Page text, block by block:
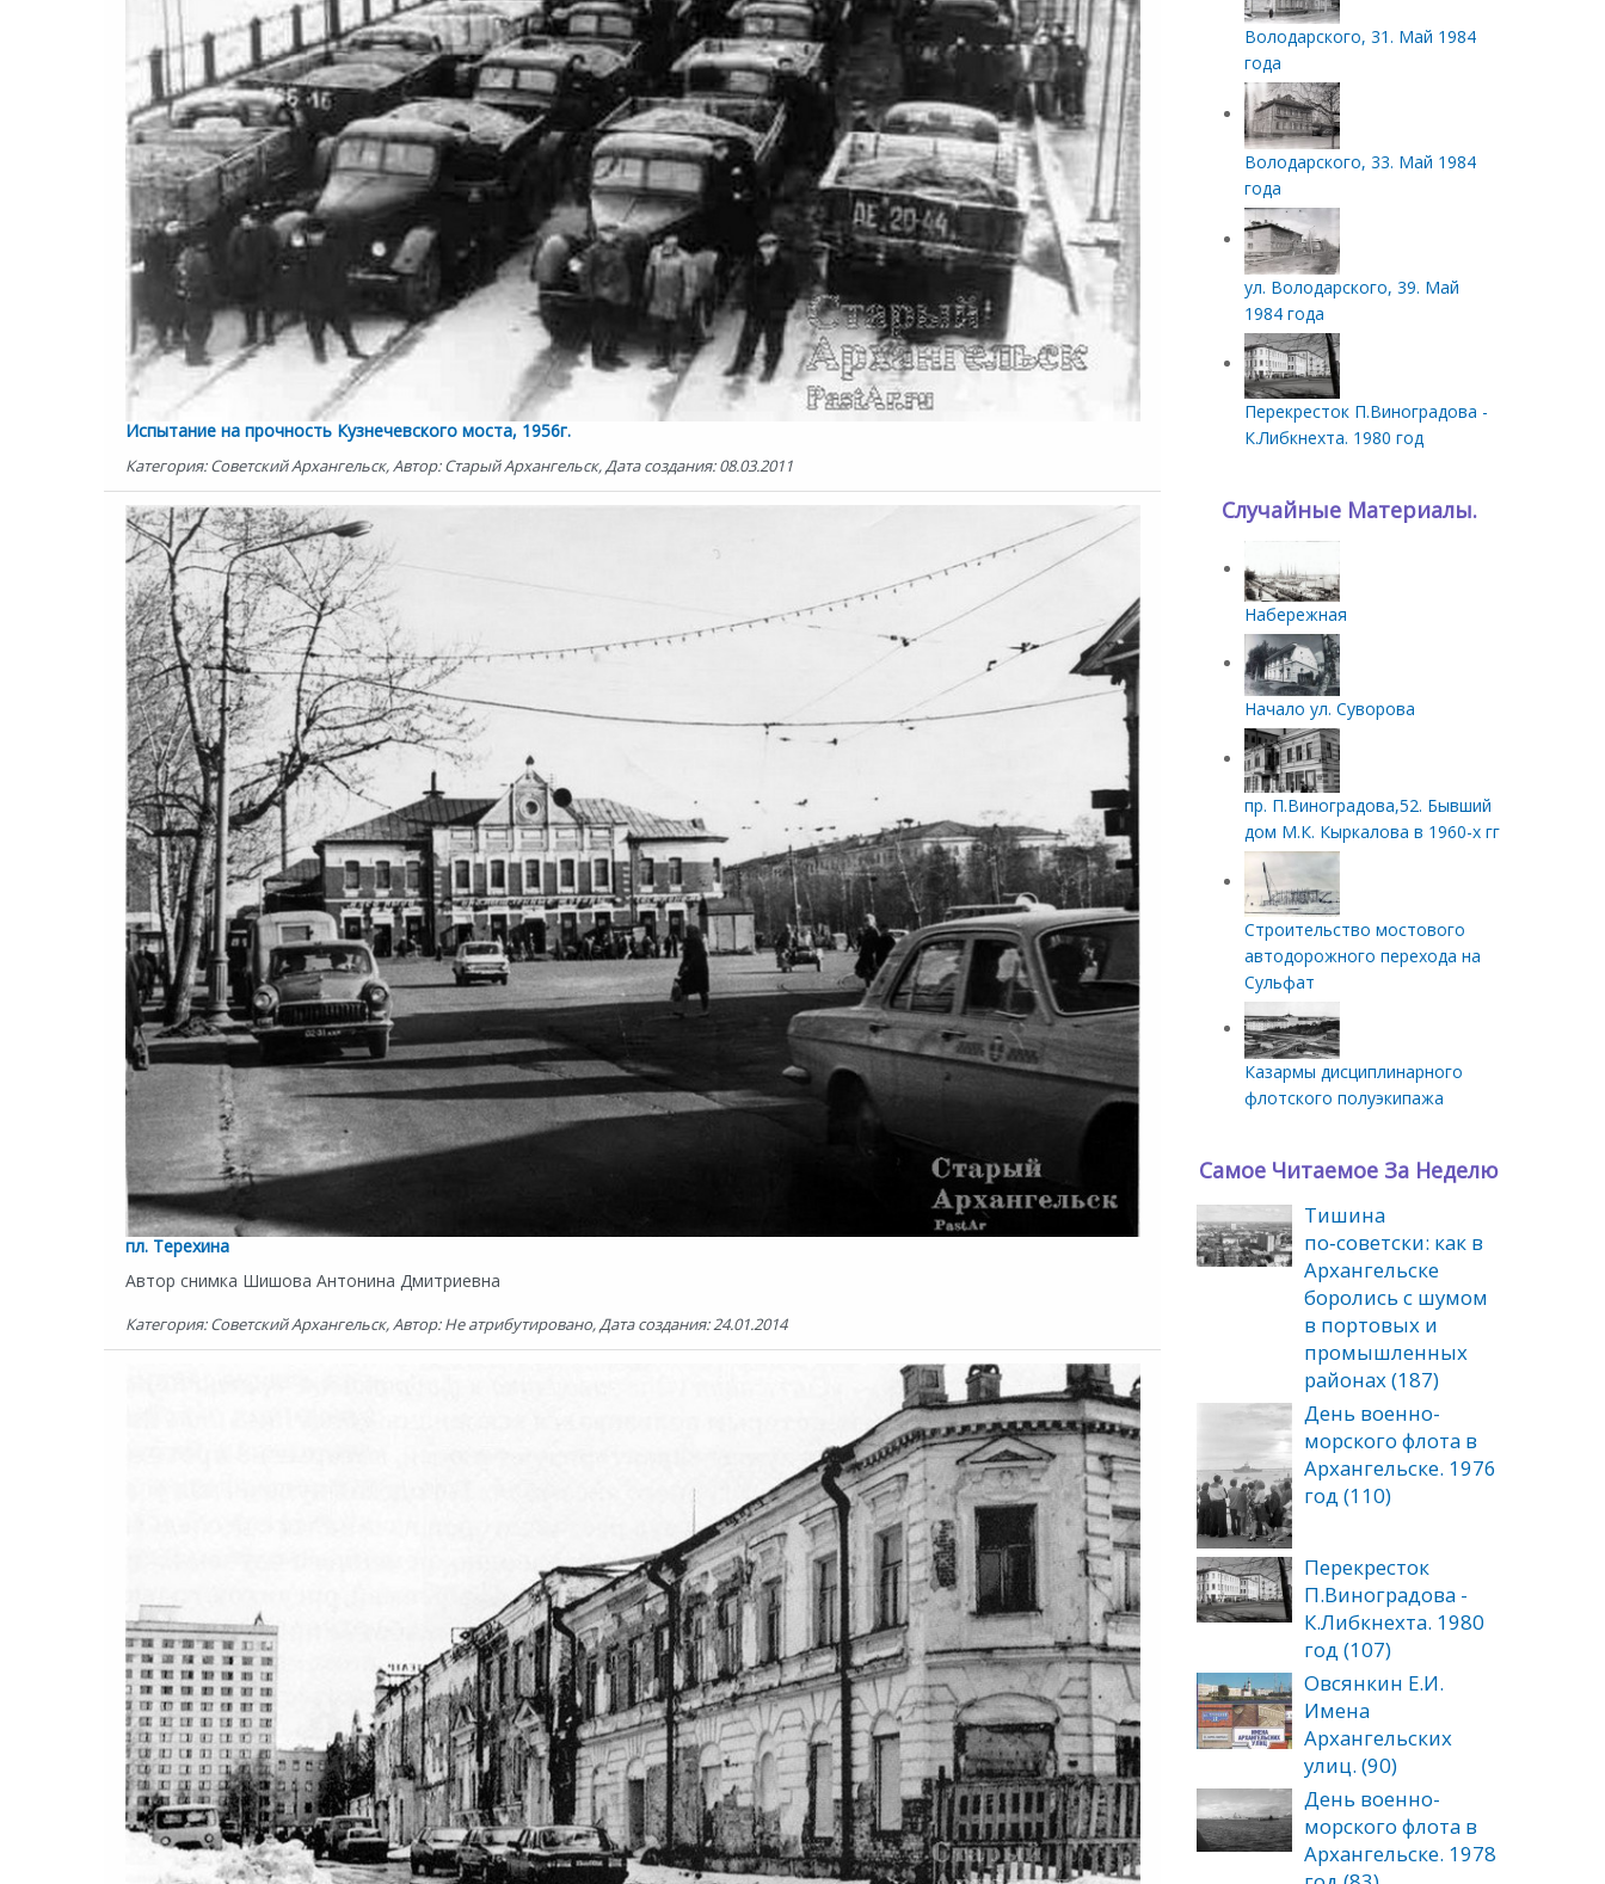
Испытание на прочность Кузнечевского моста, 1956г.
Категория: Советский Архангельск, Автор: Старый Архангельск, Дата создания: 08.03.2011
пл. Терехина
Автор снимка Шишова Антонина Дмитриевна
Категория: Советский Архангельск, Автор: Не атрибутировано, Дата создания: 24.01.2014
Володарского, 31. Май 1984
года
Володарского, 33. Май 1984
года
ул. Володарского, 39. Май
1984 года
Перекресток П.Виноградова -
К.Либкнехта. 1980 год
Случайные Материалы.
Набережная
Начало ул. Суворова
пр. П.Виноградова,52. Бывший
дом М.К. Кыркалова в 1960-х гг
Строительство мостового
автодорожного перехода на
Сульфат
Казармы дисциплинарного
флотского полуэкипажа
Самое Читаемое За Неделю
Тишина
по‑советски: как в
Архангельске
боролись с шумом
в портовых и
промышленных
районах (187)
День военно-
морского флота в
Архангельске. 1976
год (110)
Перекресток
П.Виноградова -
К.Либкнехта. 1980
год (107)
Овсянкин Е.И.
Имена
Архангельских
улиц. (90)
День военно-
морского флота в
Архангельске. 1978